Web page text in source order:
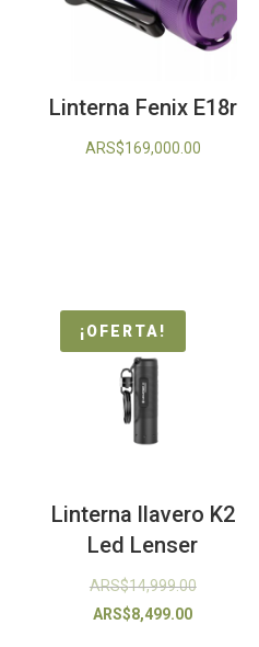
Linterna Fenix E18r
ARS$169,000.00
¡OFERTA!
Linterna llavero K2
Led Lenser
ARS$14,999.00El
ARS$8,499.00El